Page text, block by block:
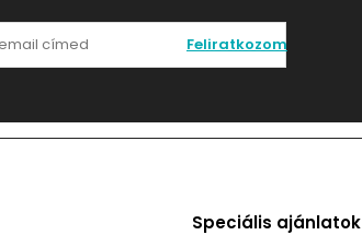
Feliratkozom
Speciális ajánlatok